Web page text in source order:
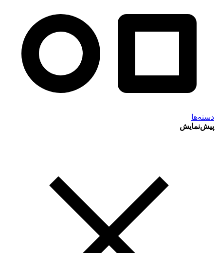
دسته‌ها
پیش‌نمایش